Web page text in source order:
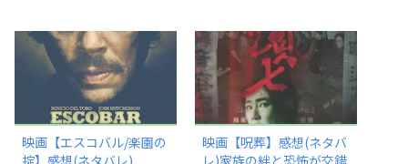
映画【エスコバル/楽園の
掟】感想(ネタバレ)
映画【呪葬】感想(ネタバ
レ)家族の絆と恐怖が交錯